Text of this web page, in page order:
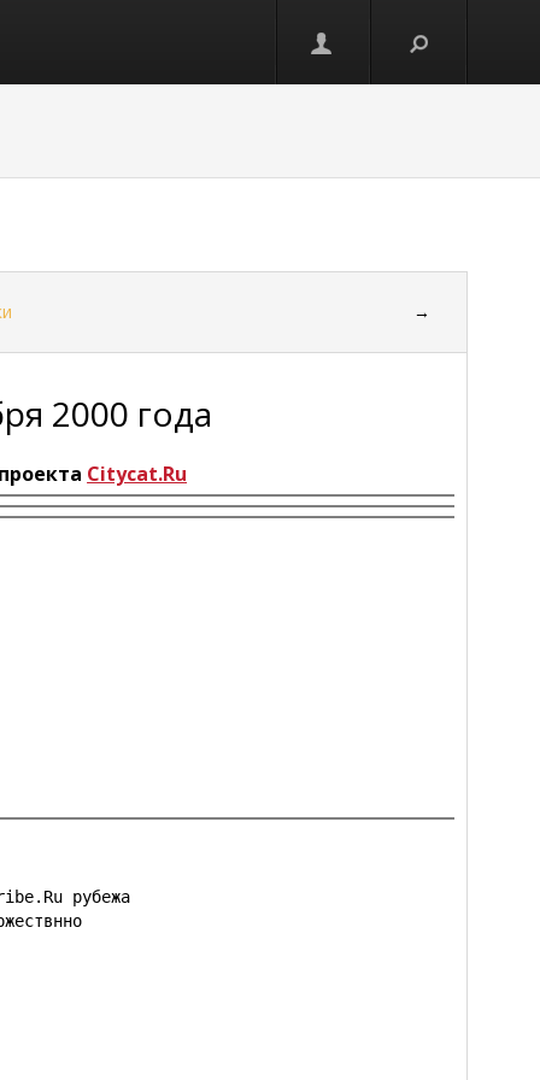
→
2000 года
Citycat.Ru
рубежа